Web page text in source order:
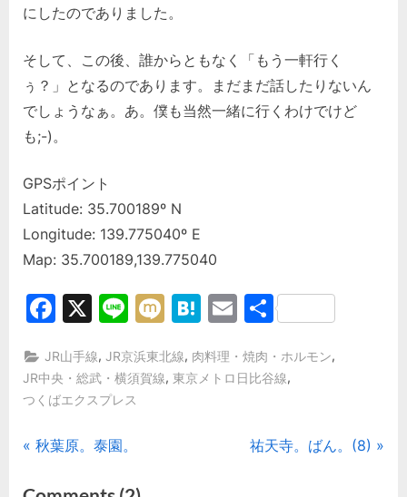
にしたのでありました。
そして、この後、誰からともなく「もう一軒行く
ぅ？」となるのであります。まだまだ話したりないん
でしょうなぁ。あ。僕も当然一緒に行くわけでけど
も;-)。
GPSポイント
Latitude: 35.700189º N
Longitude: 139.775040º E
Map: 35.700189,139.775040
Facebook
X LineMixiHatena
Email
共
JR山手線,JR京浜東北線, 肉料理・焼肉・ホルモン,
JR中央・総武・横須賀線, 東京メトロ日比谷線,
つくばエクスプレス
投
稿
P
秋葉原。泰園。
N
祐天寺。ばん。(8)